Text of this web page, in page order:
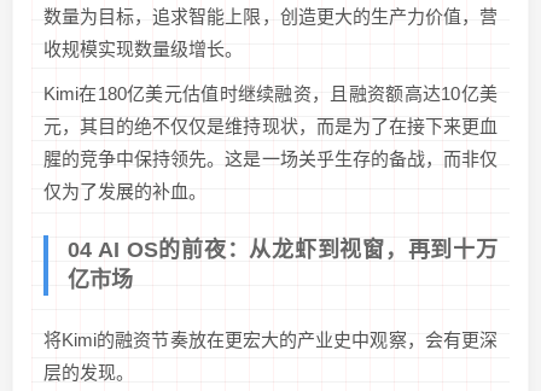
数量为目标，追求智能上限，创造更大的生产力价值，营
收规模实现数量级增长。
Kimi在180亿美元估值时继续融资，且融资额高达10亿美
元，其目的绝不仅仅是维持现状，而是为了在接下来更血
腥的竞争中保持领先。这是一场关乎生存的备战，而非仅
仅为了发展的补血。
04 AI OS的前夜：从龙虾到视窗，再到十万
亿市场
将Kimi的融资节奏放在更宏大的产业史中观察，会有更深
层的发现。